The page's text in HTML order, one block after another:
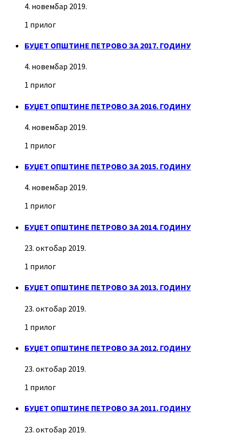
4. новембар 2019.
1 прилог
БУЏЕТ ОПШТИНЕ ПЕТРОВО ЗА 2017. ГОДИНУ
4. новембар 2019.
1 прилог
БУЏЕТ ОПШТИНЕ ПЕТРОВО ЗА 2016. ГОДИНУ
4. новембар 2019.
1 прилог
БУЏЕТ ОПШТИНЕ ПЕТРОВО ЗА 2015. ГОДИНУ
4. новембар 2019.
1 прилог
БУЏЕТ ОПШТИНЕ ПЕТРОВО ЗА 2014. ГОДИНУ
23. октобар 2019.
1 прилог
БУЏЕТ ОПШТИНЕ ПЕТРОВО ЗА 2013. ГОДИНУ
23. октобар 2019.
1 прилог
БУЏЕТ ОПШТИНЕ ПЕТРОВО ЗА 2012. ГОДИНУ
23. октобар 2019.
1 прилог
БУЏЕТ ОПШТИНЕ ПЕТРОВО ЗА 2011. ГОДИНУ
23. октобар 2019.